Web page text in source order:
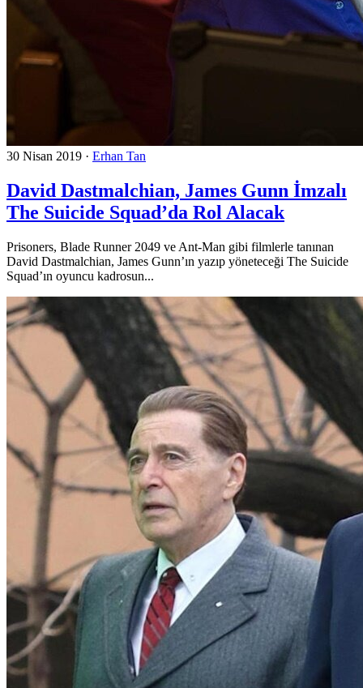
30 Nisan 2019 · Erhan Tan
David Dastmalchian, James Gunn İmzalı
The Suicide Squad’da Rol Alacak
Prisoners, Blade Runner 2049 ve Ant-Man gibi filmlerle tanınan
David Dastmalchian, James Gunn’ın yazıp yöneteceği The Suicide
Squad’ın oyuncu kadrosun...